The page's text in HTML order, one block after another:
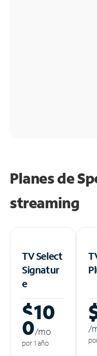
Planes de
streaming
TV Select
Signatur
e
$10
0/mo
por 1 año
/